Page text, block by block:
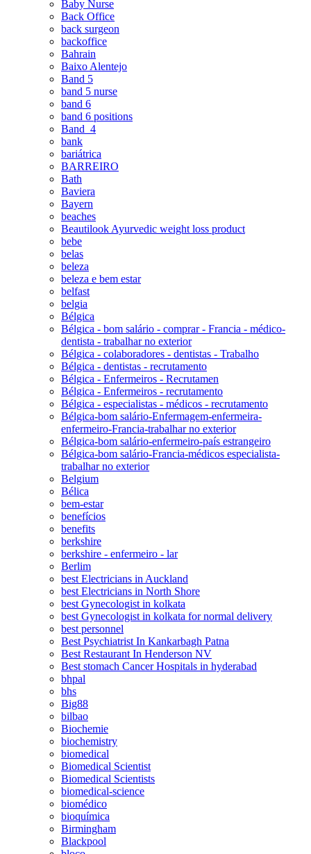
Baby Nurse
Back Office
back surgeon
backoffice
Bahrain
Baixo Alentejo
Band 5
band 5 nurse
band 6
band 6 positions
Band_4
bank
bariátrica
BARREIRO
Bath
Baviera
Bayern
beaches
Beautilook Ayurvedic weight loss product
bebe
belas
beleza
beleza e bem estar
belfast
belgia
Bélgica
Bélgica - bom salário - comprar - Francia - médico-
dentista - trabalhar no exterior
Bélgica - colaboradores - dentistas - Trabalho
Bélgica - dentistas - recrutamento
Bélgica - Enfermeiros - Recrutamen
Bélgica - Enfermeiros - recrutamento
Bélgica - especialistas - médicos - recrutamento
Bélgica-bom salário-Enfermagem-enfermeira-
enfermeiro-Francia-trabalhar no exterior
Bélgica-bom salário-enfermeiro-país estrangeiro
Bélgica-bom salário-Francia-médicos especialista-
trabalhar no exterior
Belgium
Bélica
bem-estar
benefícios
benefits
berkshire
berkshire - enfermeiro - lar
Berlim
best Electricians in Auckland
best Electricians in North Shore
best Gynecologist in kolkata
best Gynecologist in kolkata for normal delivery
best personnel
Best Psychiatrist In Kankarbagh Patna
Best Restaurant In Henderson NV
Best stomach Cancer Hospitals in hyderabad
bhpal
bhs
Big88
bilbao
Biochemie
biochemistry
biomedical
Biomedical Scientist
Biomedical Scientists
biomedical-science
biomédico
bioquímica
Birmingham
Blackpool